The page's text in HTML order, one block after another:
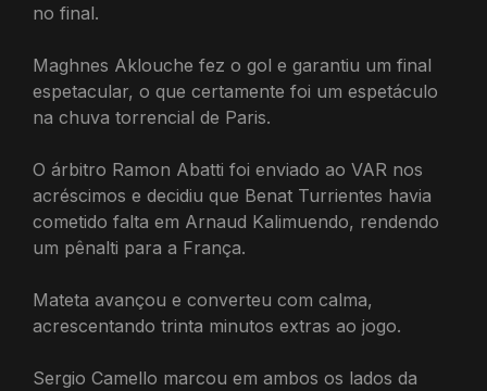
no final.
Maghnes Aklouche fez o gol e garantiu um final
espetacular, o que certamente foi um espetáculo
na chuva torrencial de Paris.
O árbitro Ramon Abatti foi enviado ao VAR nos
acréscimos e decidiu que Benat Turrientes havia
cometido falta em Arnaud Kalimuendo, rendendo
um pênalti para a França.
Mateta avançou e converteu com calma,
acrescentando trinta minutos extras ao jogo.
Sergio Camello marcou em ambos os lados da